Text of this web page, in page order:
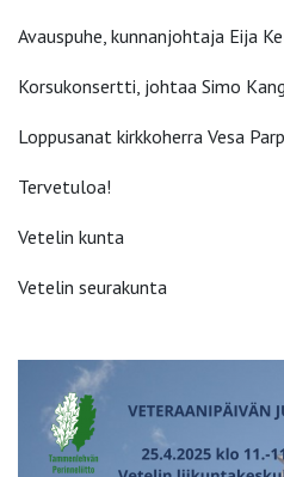
Avauspuhe, kunnanjohtaja Eija
Korsukonsertti, johtaa Simo
Loppusanat kirkkoherra Vesa
Tervetuloa!
Vetelin kunta
Vetelin seurakunta